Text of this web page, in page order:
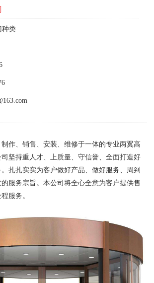
种类
作、销售、安装、维修于一体的专业两翼高
坚持重人才、上质量、守信誉、全面打造好
扎扎实实为客户做好产品、做好服务、周到
服务宗旨。本公司将全心全意为客户提供售
服务。